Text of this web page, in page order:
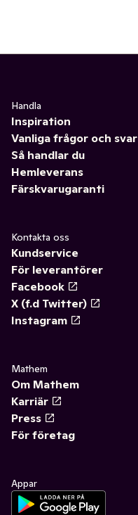
Handla
Inspiration
Vanliga frågor och svar
Så handlar du
Hemleverans
Färskvarugaranti
Kontakta oss
Kundservice
För leverantörer
Facebook
X (f.d Twitter)
Instagram
Mathem
Om Mathem
Karriär
Press
För företag
Appar